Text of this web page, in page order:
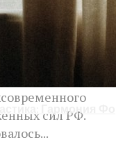
Гармония
более
сил РФ.